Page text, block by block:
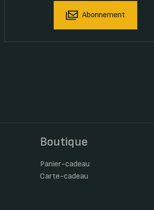
Abonnement
Boutique
Panier-cadeau
Carte-cadeau